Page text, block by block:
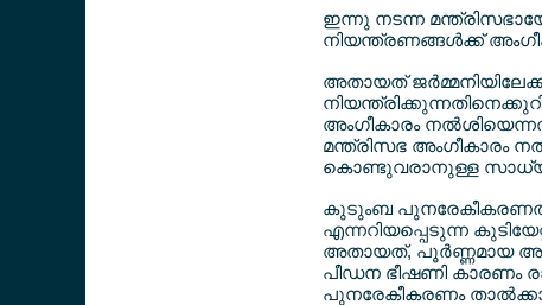
ഇന്നു നടന്ന
നിയന്ത്രണങ്ങള്‍ക്ക്
അതായത്
അംഗീകാരം
മന്ത്രിസഭ അംഗീകാരം
കൊണ്ടുവരാനുള്ള
കുടുംബ
എന്നറിയപ്പെടുന്ന
അതായത്, പൂര്‍ണ്ണമായ
പീഡന ഭീഷണി കാരണം
പുനരേകീകരണം